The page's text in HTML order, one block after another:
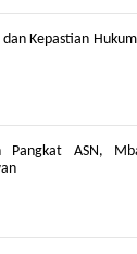
Kepastian
Pangkat ASN,